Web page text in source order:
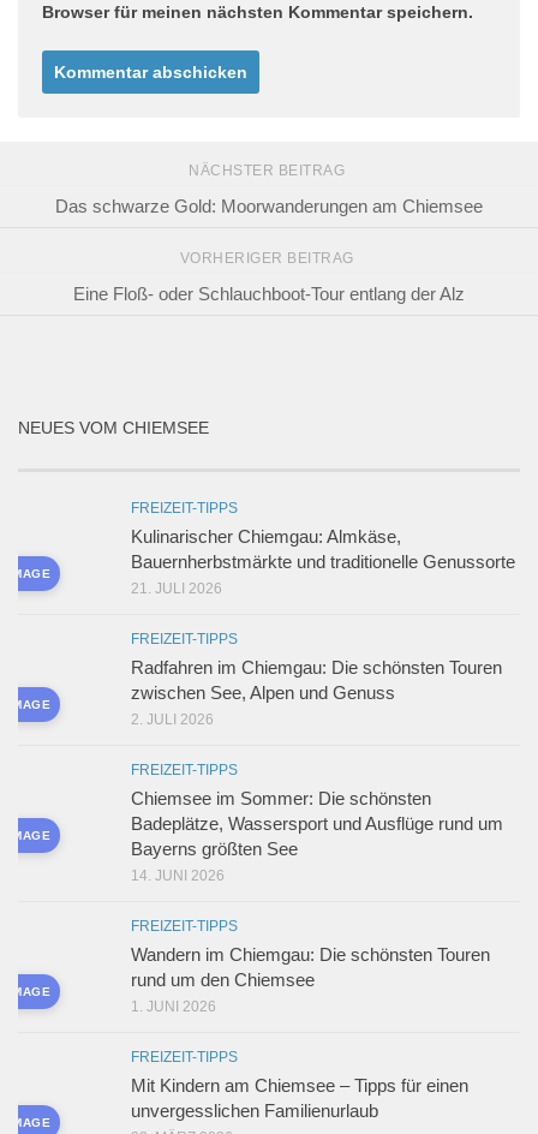
Browser für meinen nächsten Kommentar speichern.
NÄCHSTER BEITRAG
Das schwarze Gold: Moorwanderungen am Chiemsee
VORHERIGER BEITRAG
Eine Floß- oder Schlauchboot-Tour entlang der Alz
NEUES VOM CHIEMSEE
IMAGE
FREIZEIT-TIPPS
Kulinarischer Chiemgau: Almkäse,
Bauernherbstmärkte und traditionelle Genussorte
21. JULI 2026
IMAGE
FREIZEIT-TIPPS
Radfahren im Chiemgau: Die schönsten Touren
zwischen See, Alpen und Genuss
2. JULI 2026
IMAGE
FREIZEIT-TIPPS
Chiemsee im Sommer: Die schönsten
Badeplätze, Wassersport und Ausflüge rund um
Bayerns größten See
14. JUNI 2026
IMAGE
FREIZEIT-TIPPS
Wandern im Chiemgau: Die schönsten Touren
rund um den Chiemsee
1. JUNI 2026
IMAGE
FREIZEIT-TIPPS
Mit Kindern am Chiemsee – Tipps für einen
unvergesslichen Familienurlaub